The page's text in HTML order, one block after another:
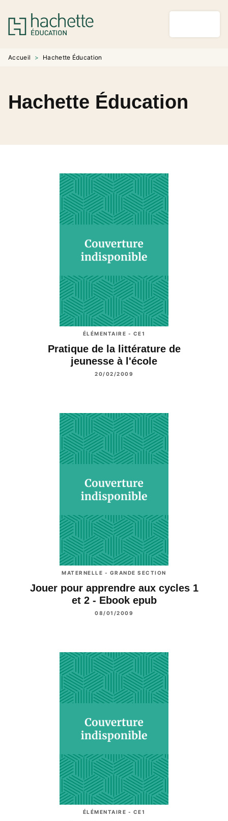
MENU RECHERCHE
PIED DE PAGE
Accueil > Hachette Éducation
Hachette Éducation
ÉLÉMENTAIRE - CE1
Pratique de la littérature de
jeunesse à l'école
20/02/2009
MATERNELLE - GRANDE SECTION
Jouer pour apprendre aux cycles 1
et 2 - Ebook epub
08/01/2009
ÉLÉMENTAIRE - CE1